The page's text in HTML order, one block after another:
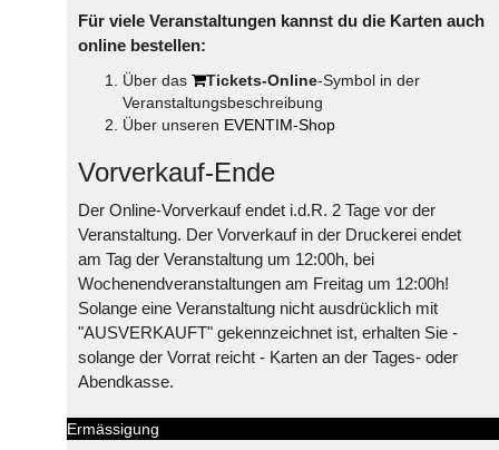
Für viele Veranstaltungen kannst du die Karten auch
online bestellen:
Über das Tickets-Online-Symbol in der
Veranstaltungsbeschreibung
Über unseren EVENTIM-Shop
Vorverkauf-Ende
Der Online-Vorverkauf endet i.d.R. 2 Tage vor der
Veranstaltung. Der Vorverkauf in der Druckerei endet
am Tag der Veranstaltung um 12:00h, bei
Wochenendveranstaltungen am Freitag um 12:00h!
Solange eine Veranstaltung nicht ausdrücklich mit
"AUSVERKAUFT" gekennzeichnet ist, erhalten Sie -
solange der Vorrat reicht - Karten an der Tages- oder
Abendkasse.
Ermässigung